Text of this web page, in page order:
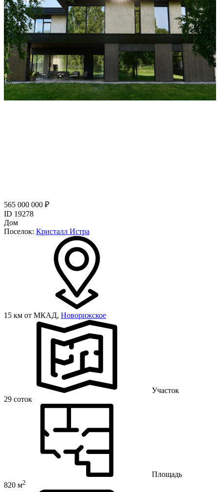
565 000 000 ₽
ID 19278
Дом
Поселок: Кристалл Истра
15 км от МКАД, Новорижское
Участок
29 соток
Площадь
820 м2